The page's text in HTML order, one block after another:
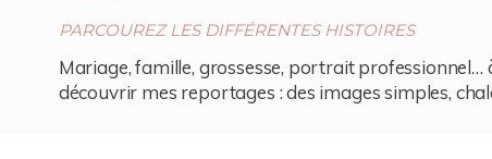
PARCOUREZ LES DIFFÉRENTES HISTOIRES
Mariage, famille, grossesse, portrait professionnel…
découvrir mes reportages : des images simples,